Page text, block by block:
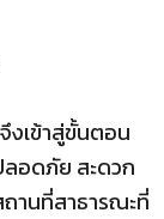
งเข้าสู่ขั้นตอน
อดภัย สะดวก
านที่สาธารณะที่